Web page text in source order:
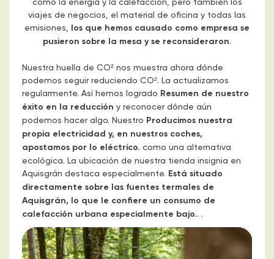
viajes de negocios, el material de oficina y todas las
emisiones, los que hemos causado como empresa se
pusieron sobre la mesa y se reconsideraron.
Nuestra huella de CO² nos muestra ahora dónde
podemos seguir reduciendo CO². La actualizamos
regularmente. Así hemos logrado Resumen de nuestro
éxito en la reducción y reconocer dónde aún
podemos hacer algo. Nuestro Producimos nuestra
propia electricidad y, en nuestros coches,
apostamos por lo eléctrico. como una alternativa
ecológica. La ubicación de nuestra tienda insignia en
Aquisgrán destaca especialmente. Está situado
directamente sobre las fuentes termales de
Aquisgrán, lo que le confiere un consumo de
calefacción urbana especialmente bajo.. .